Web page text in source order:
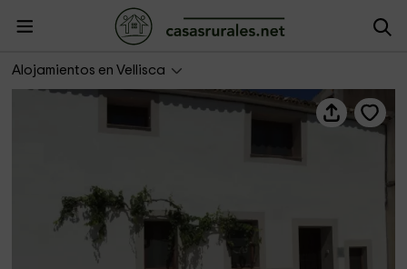
Alojamientos en Vellisca
Casa rural El Rincón de la Olvido